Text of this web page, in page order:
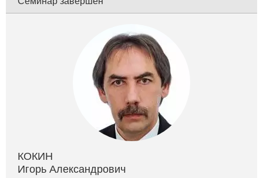
КОКИН
Игорь Александрович